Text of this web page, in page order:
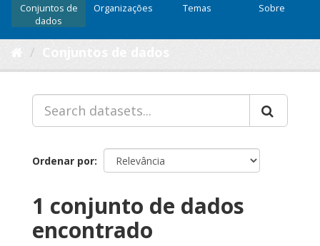
Conjuntos de
dados
Organizações Temas Sobre
Ordenar por
1 conjunto de dados
encontrado